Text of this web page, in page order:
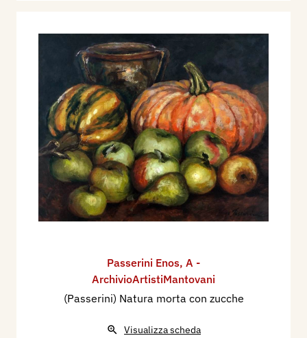
Passerini Enos, A -
ArchivioArtistiMantovani
(Passerini) Natura morta con zucche
Visualizza scheda